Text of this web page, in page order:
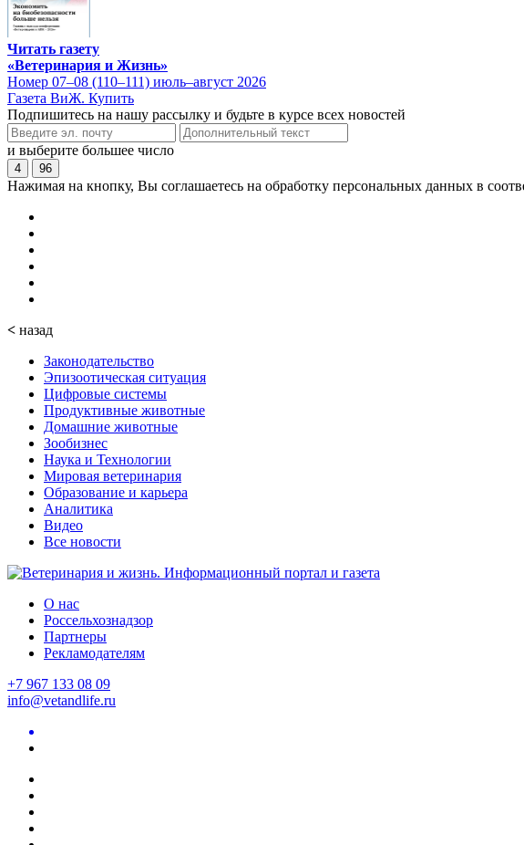
Читать газету
«Ветеринария и Жизнь»
Номер 07–08 (110–111) июль–август 2026
Газета ВиЖ. Купить
Подпишитесь на нашу рассылку и будьте в курсе всех новостей
и выберите большее число
4 96
Нажимая на кнопку, Вы соглашаетесь на обработку персональных данных в
< назад
Законодательство
Эпизоотическая ситуация
Цифровые системы
Продуктивные животные
Домашние животные
Зообизнес
Наука и Технологии
Мировая ветеринария
Образование и карьера
Аналитика
Видео
Все новости
О нас
Россельхознадзор
Партнеры
Рекламодателям
+7 967 133 08 09
info@vetandlife.ru